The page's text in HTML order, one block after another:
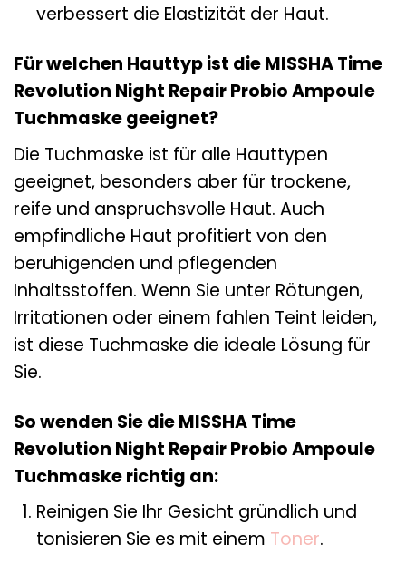
verbessert die Elastizität der Haut.
Für welchen Hauttyp ist die MISSHA Time
Revolution Night Repair Probio Ampoule
Tuchmaske geeignet?
Die Tuchmaske ist für alle Hauttypen
geeignet, besonders aber für trockene,
reife und anspruchsvolle Haut. Auch
empfindliche Haut profitiert von den
beruhigenden und pflegenden
Inhaltsstoffen. Wenn Sie unter Rötungen,
Irritationen oder einem fahlen Teint leiden,
ist diese Tuchmaske die ideale Lösung für
Sie.
So wenden Sie die MISSHA Time
Revolution Night Repair Probio Ampoule
Tuchmaske richtig an:
Reinigen Sie Ihr Gesicht gründlich und
tonisieren Sie es mit einem Toner.